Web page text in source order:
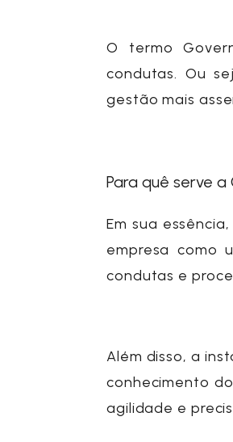
O termo
condutas. Ou
gestão mais
Para quê serve
Em sua
empresa como
condutas e
Além disso, a
conhecimento
agilidade e